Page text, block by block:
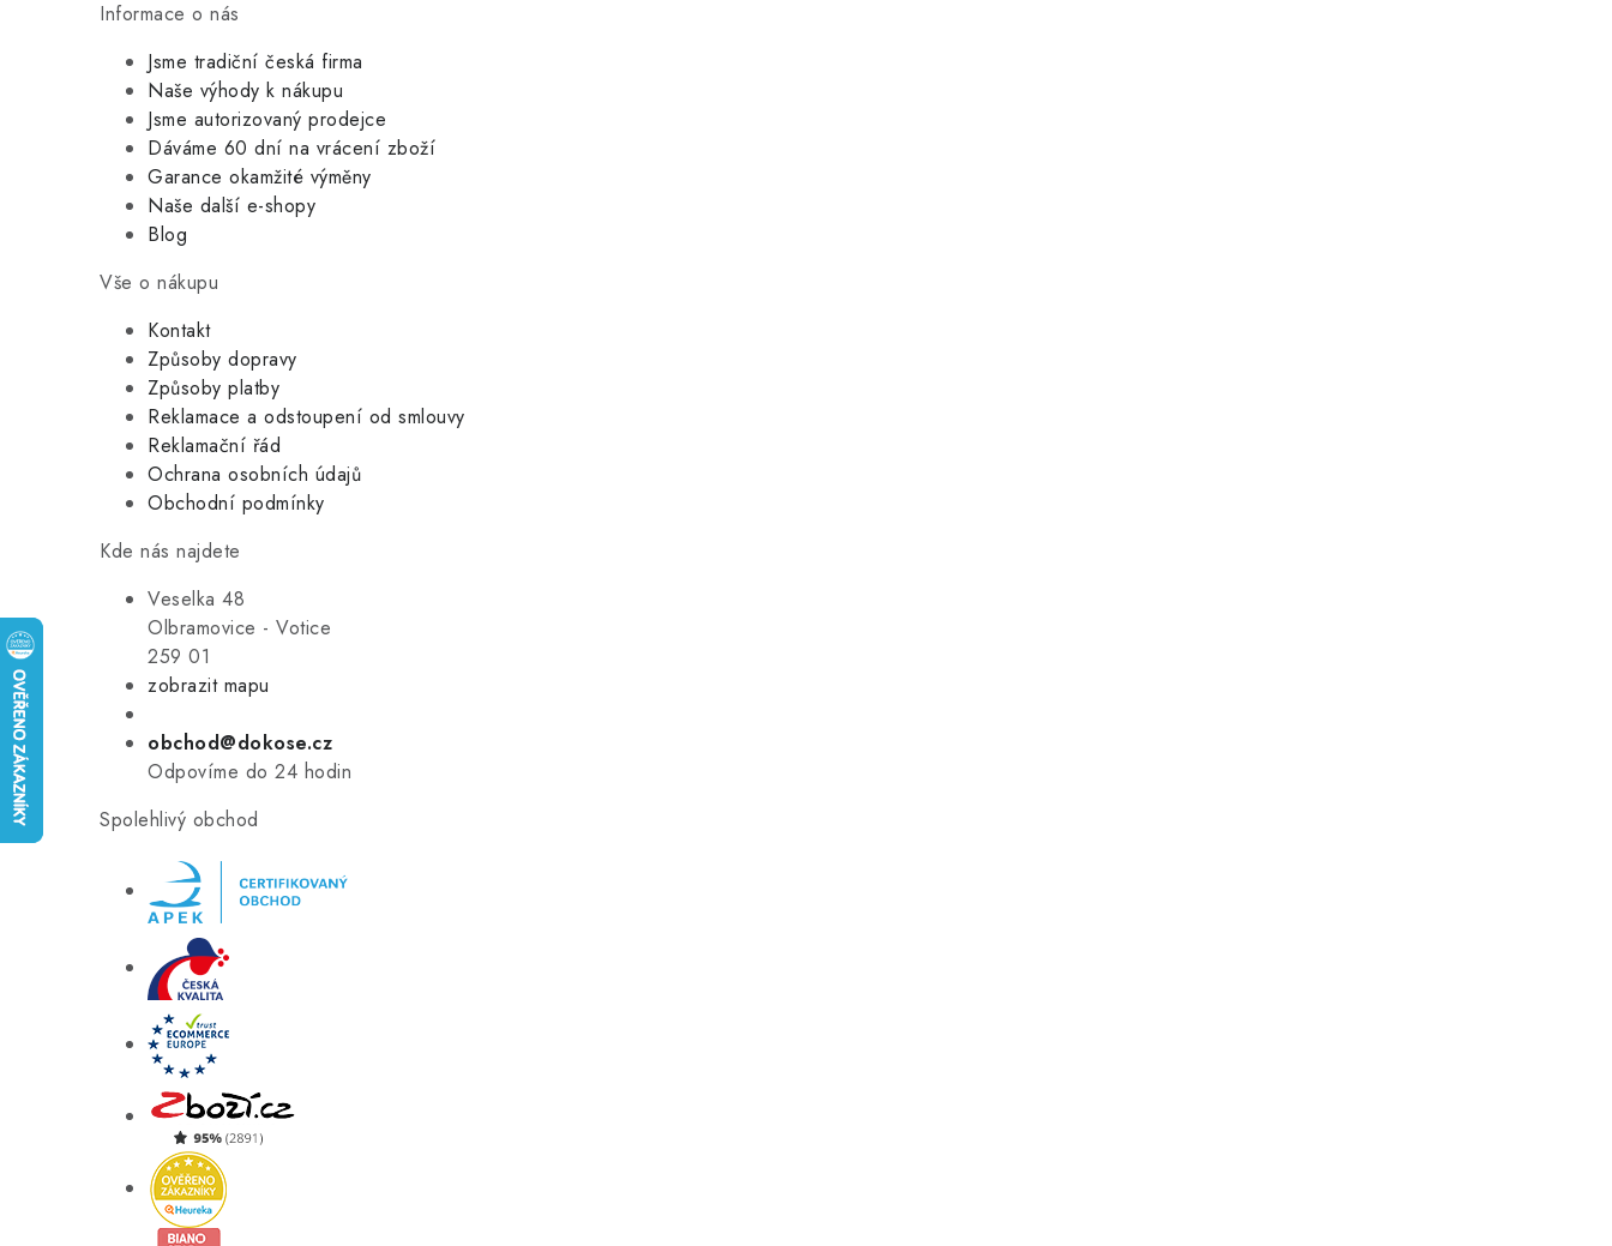
Informace o nás
Jsme tradiční česká firma
Naše výhody k nákupu
Jsme autorizovaný prodejce
Dáváme 60 dní na vrácení zboží
Garance okamžité výměny
Naše další e-shopy
Blog
Vše o nákupu
Kontakt
Způsoby dopravy
Způsoby platby
Reklamace a odstoupení od smlouvy
Reklamační řád
Ochrana osobních údajů
Obchodní podmínky
Kde nás najdete
Veselka 48
Olbramovice - Votice
259 01
zobrazit mapu
obchod@dokose.cz
Odpovíme do 24 hodin
Spolehlivý obchod